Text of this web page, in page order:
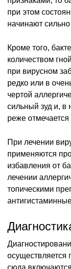
при этом
начинают сильно
Кроме того,
количеством
при вирусном
редко или в
чертой
сильный зуд и, в
реже отмечается
При лечении
применяются
избавления от
лечении
топическими
осуществляется
сюда